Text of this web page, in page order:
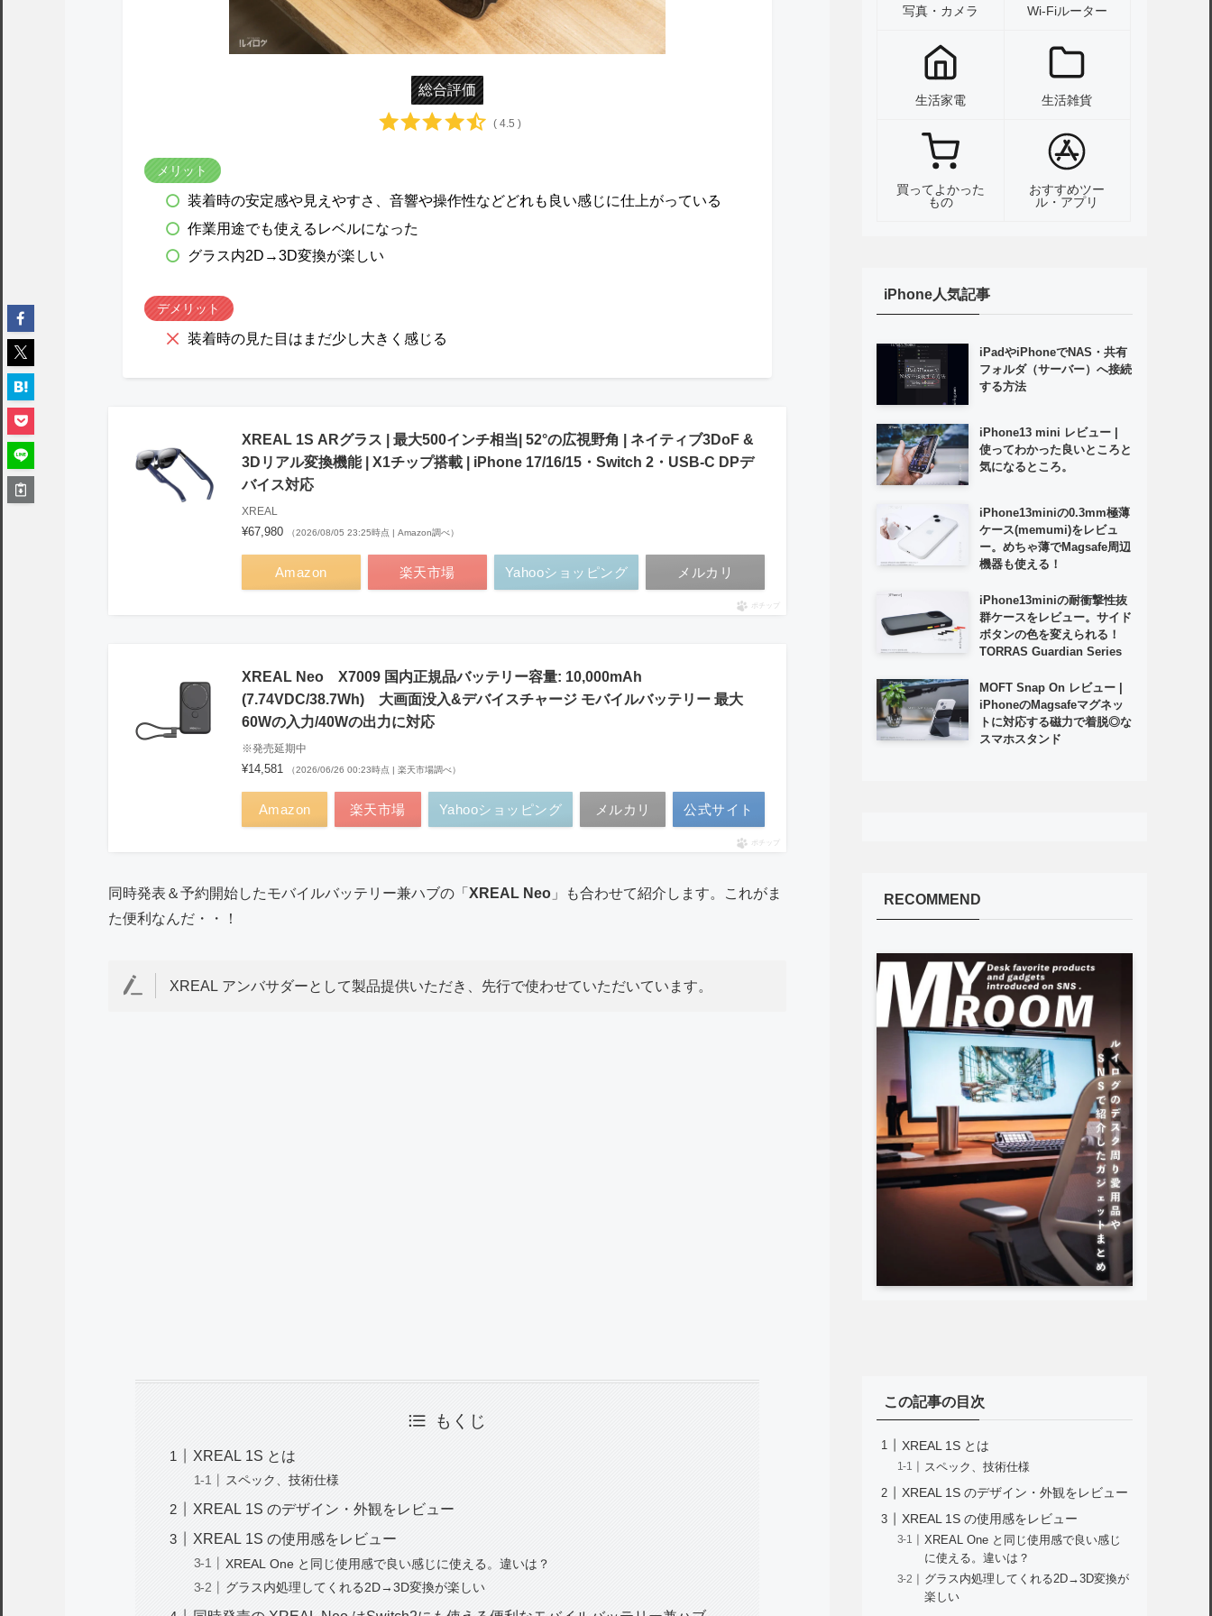
総合評価
( 4.5 )
メリット
装着時の安定感や見えやすさ、音響や操作性などどれも良い感じに仕上がっている
作業用途でも使えるレベルになった
グラス内2D→3D変換が楽しい
デメリット
装着時の見た目はまだ少し大きく感じる
XREAL 1S ARグラス | 最大500インチ相当| 52°の広視野角 | ネイティブ3DoF &
3Dリアル変換機能 | X1チップ搭載 | iPhone 17/16/15・Switch 2・USB-C DPデ
バイス対応
XREAL
¥67,980 （2026/08/05 23:25時点 | Amazon調べ）
Amazon 楽天市場 Yahooショッピング メルカリ
ポチップ
XREAL Neo X7009 国内正規品バッテリー容量: 10,000mAh
(7.74VDC/38.7Wh) 大画面没入&デバイスチャージ モバイルバッテリー 最大
60Wの入力/40Wの出力に対応
※発売延期中
¥14,581 （2026/06/26 00:23時点 | 楽天市場調べ）
Amazon 楽天市場 Yahooショッピング メルカリ 公式サイト
ポチップ
同時発表＆予約開始したモバイルバッテリー兼ハブの「 XREAL Neo 」も合わせて紹介します。これがま
た便利なんだ・・！
XREAL アンバサダーとして製品提供いただき、先行で使わせていただいています。
もくじ
XREAL 1S とは
スペック、技術仕様
XREAL 1S のデザイン・外観をレビュー
XREAL 1S の使用感をレビュー
XREAL One と同じ使用感で良い感じに使える。違いは？
グラス内処理してくれる2D→3D変換が楽しい
写真・カメラ Wi-Fiルーター
生活家電 生活雑貨
買ってよかった
もの
おすすめツー
ル・アプリ
iPhone人気記事
iPadやiPhoneでNAS・共有
フォルダ（サーバー）へ接続
する方法
iPhone13 mini レビュー |
使ってわかった良いところと
気になるところ。
iPhone13miniの0.3mm極薄
ケース(memumi)をレビュ
ー。めちゃ薄でMagsafe周辺
機器も使える！
iPhone13miniの耐衝撃性抜
群ケースをレビュー。サイド
ボタンの色を変えられる！
TORRAS Guardian Series
MOFT Snap On レビュー |
iPhoneのMagsafeマグネッ
トに対応する磁力で着脱◎な
スマホスタンド
RECOMMEND
この記事の目次
XREAL 1S とは
スペック、技術仕様
XREAL 1S のデザイン・外観をレビュー
XREAL 1S の使用感をレビュー
XREAL One と同じ使用感で良い感じ
に使える。違いは？
グラス内処理してくれる2D→3D変換が
楽しい